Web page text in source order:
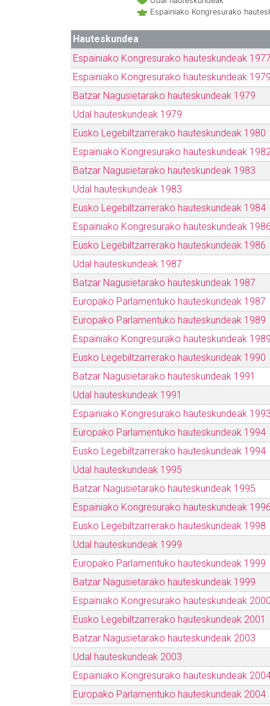
Espainiako Kongresurako
Hauteskundea
Espainiako Kongresurako hauteskundeak 1977
Espainiako Kongresurako hauteskundeak 1979
Batzar Nagusietarako hauteskundeak 1979
Udal hauteskundeak 1979
Eusko Legebiltzarrerako hauteskundeak 1980
Espainiako Kongresurako hauteskundeak 1982
Batzar Nagusietarako hauteskundeak 1983
Udal hauteskundeak 1983
Eusko Legebiltzarrerako hauteskundeak 1984
Espainiako Kongresurako hauteskundeak 1986
Eusko Legebiltzarrerako hauteskundeak 1986
Udal hauteskundeak 1987
Batzar Nagusietarako hauteskundeak 1987
Europako Parlamentuko hauteskundeak 1987
Europako Parlamentuko hauteskundeak 1989
Espainiako Kongresurako hauteskundeak 1989
Eusko Legebiltzarrerako hauteskundeak 1990
Batzar Nagusietarako hauteskundeak 1991
Udal hauteskundeak 1991
Espainiako Kongresurako hauteskundeak 1993
Europako Parlamentuko hauteskundeak 1994
Eusko Legebiltzarrerako hauteskundeak 1994
Udal hauteskundeak 1995
Batzar Nagusietarako hauteskundeak 1995
Espainiako Kongresurako hauteskundeak 1996
Eusko Legebiltzarrerako hauteskundeak 1998
Udal hauteskundeak 1999
Europako Parlamentuko hauteskundeak 1999
Batzar Nagusietarako hauteskundeak 1999
Espainiako Kongresurako hauteskundeak 2000
Eusko Legebiltzarrerako hauteskundeak 2001
Batzar Nagusietarako hauteskundeak 2003
Udal hauteskundeak 2003
Espainiako Kongresurako hauteskundeak
Europako Parlamentuko hauteskundeak 2004